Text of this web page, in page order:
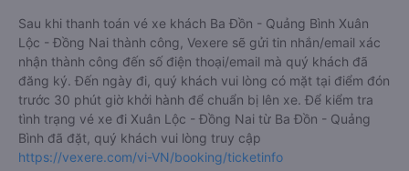
Sau khi thanh toán vé xe khách Ba Đồn - Quảng Bình Xuân
Lộc - Đồng Nai thành công, Vexere sẽ gửi tin nhắn/email xác
nhận thành công đến số điện thoại/email mà quý khách đã
đăng ký. Đến ngày đi, quý khách vui lòng có mặt tại điểm đón
trước 30 phút giờ khởi hành để chuẩn bị lên xe. Để kiểm tra
tình trạng vé xe đi Xuân Lộc - Đồng Nai từ Ba Đồn - Quảng
Bình đã đặt, quý khách vui lòng truy cập
https://vexere.com/vi-VN/booking/ticketinfo